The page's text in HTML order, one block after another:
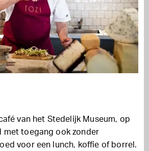
van het Stedelijk Museum, op
met toegang ook zonder
voor een lunch, koffie of borrel.